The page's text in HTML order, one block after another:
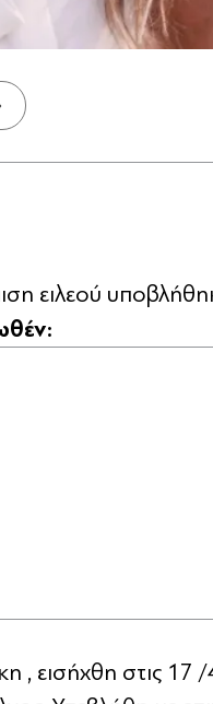
ειλεού
εισήχθη στις